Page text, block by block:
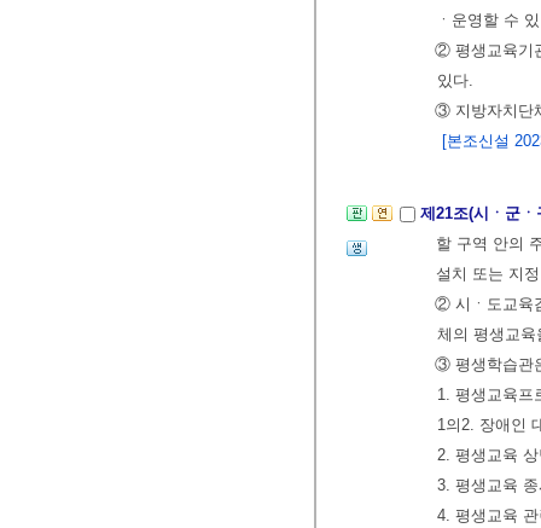
ㆍ운영할 수
② 평생교육기
있다.
③ 지방자치단
[본조신설
제21조(시ㆍ군
할 구역 안의
설치 또는 지
② 시ㆍ도교육
체의 평생교
③ 평생학습관
1. 평생교육프
1의2. 장애인
2. 평생교육
3. 평생교육
4. 평생교육